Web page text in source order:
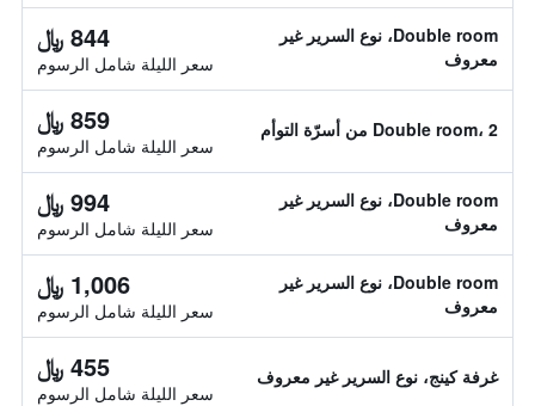
Double room، نوع السرير غير
معروف
844 ﷼
سعر الليلة شامل الرسوم
Double room، 2 من أسرّة التوأم 859 ﷼
سعر الليلة شامل الرسوم
Double room، نوع السرير غير
معروف
994 ﷼
سعر الليلة شامل الرسوم
Double room، نوع السرير غير
معروف
1,006 ﷼
سعر الليلة شامل الرسوم
غرفة كينج، نوع السرير غير معروف 455 ﷼
سعر الليلة شامل الرسوم